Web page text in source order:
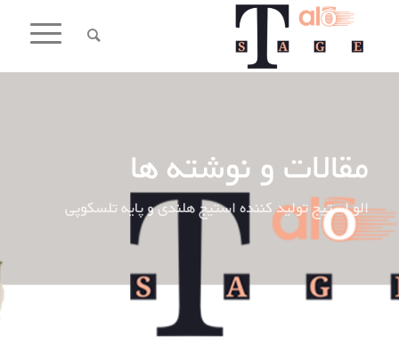
مقالات و نوشته ها
الو استیج تولید کننده استیج هلندی و پایه تلسکوپی